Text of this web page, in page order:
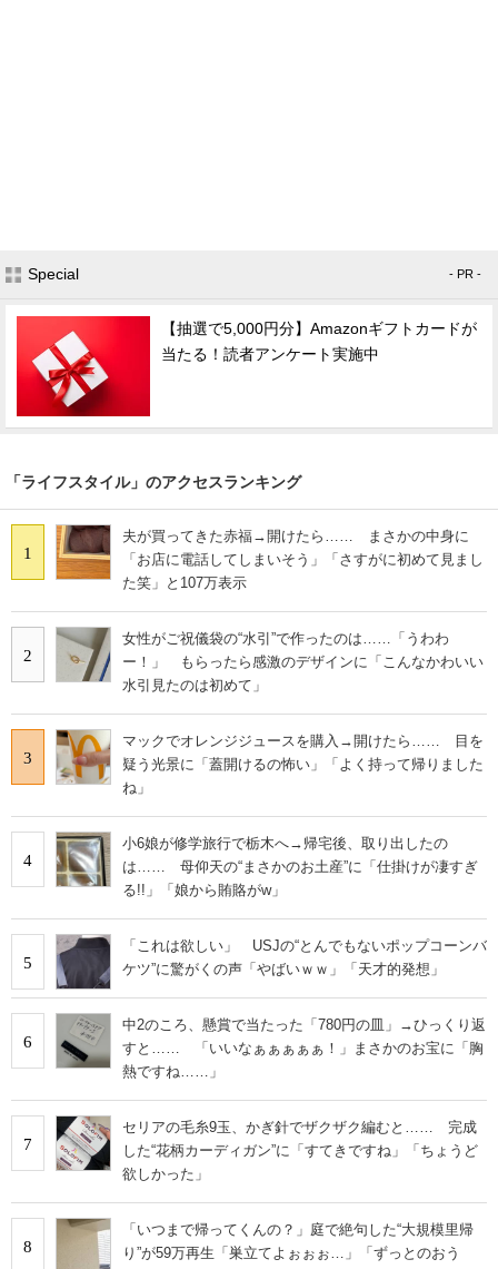
Special - PR -
【抽選で5,000円分】Amazonギフトカードが
当たる！読者アンケート実施中
「ライフスタイル」のアクセスランキング
1
夫が買ってきた赤福→開けたら…… まさかの中身に
「お店に電話してしまいそう」「さすがに初めて見まし
た笑」と107万表示
2
女性がご祝儀袋の“水引”で作ったのは……「うわわ
ー！」 もらったら感激のデザインに「こんなかわいい
水引見たのは初めて」
3
マックでオレンジジュースを購入→開けたら…… 目を
疑う光景に「蓋開けるの怖い」「よく持って帰りました
ね」
4
小6娘が修学旅行で栃木へ→帰宅後、取り出したの
は…… 母仰天の“まさかのお土産”に「仕掛けが凄すぎ
る!!」「娘から賄賂がw」
5
「これは欲しい」 USJの“とんでもないポップコーンバ
ケツ”に驚がくの声「やばいｗｗ」「天才的発想」
6
中2のころ、懸賞で当たった「780円の皿」→ひっくり返
すと…… 「いいなぁぁぁぁぁ！」まさかのお宝に「胸
熱ですね……」
7
セリアの毛糸9玉、かぎ針でザクザク編むと…… 完成
した“花柄カーディガン”に「すてきですね」「ちょうど
欲しかった」
8
「いつまで帰ってくんの？」庭で絶句した“大規模里帰
り”が59万再生「巣立てよぉぉぉ…」「ずっとのおう